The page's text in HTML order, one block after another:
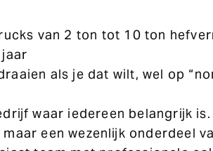
van 2 ton tot 10 ton
als je dat wilt, wel op
waar iedereen belangrijk is.
een wezenlijk onderdeel